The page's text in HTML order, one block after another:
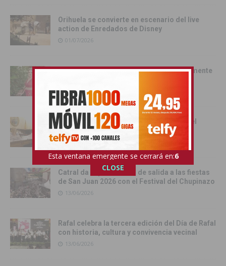
Orihuela se convierte en escenario del live
action de Enredados de Disney
01/07/2026
Pilar Hernández, Armengola 2026: «realmente
29/06/2026
Las senadoras de la Vega Baja acercan el
Senado a la comarca
17/06/2026
Catral da el pistoletazo de salida a las fiestas
de San Juan 2026 con el Festival del Chupinazo
13/06/2026
Rafal celebra la tercera edición del Día de Rafal
con historia, cultura y convivencia vecinal
13/06/2026
Esta ventana emergente se cerrará en:4
CLOSE